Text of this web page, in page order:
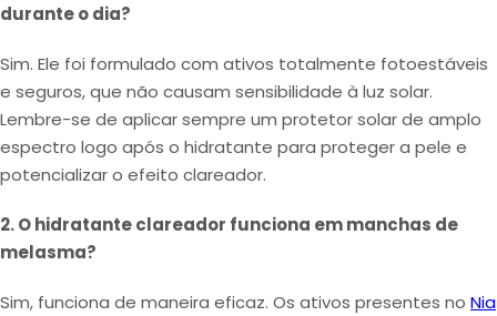
durante o dia?
Sim. Ele foi formulado com ativos totalmente fotoestáveis
e seguros, que não causam sensibilidade à luz solar.
Lembre-se de aplicar sempre um protetor solar de amplo
espectro logo após o hidratante para proteger a pele e
potencializar o efeito clareador.
2. O hidratante clareador funciona em manchas de
melasma?
Sim, funciona de maneira eficaz. Os ativos presentes no Nia